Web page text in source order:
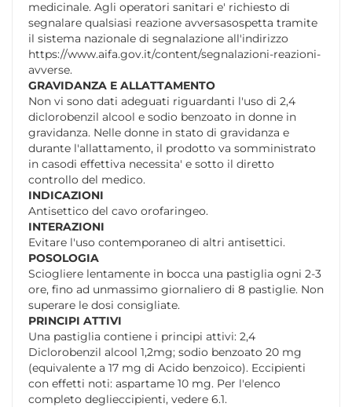
medicinale. Agli operatori sanitari e' richiesto di
segnalare qualsiasi reazione avversasospetta tramite
il sistema nazionale di segnalazione all'indirizzo
https://www.aifa.gov.it/content/segnalazioni-reazioni-
avverse.
GRAVIDANZA E ALLATTAMENTO
Non vi sono dati adeguati riguardanti l'uso di 2,4
diclorobenzil alcool e sodio benzoato in donne in
gravidanza. Nelle donne in stato di gravidanza e
durante l'allattamento, il prodotto va somministrato
in casodi effettiva necessita' e sotto il diretto
controllo del medico.
INDICAZIONI
Antisettico del cavo orofaringeo.
INTERAZIONI
Evitare l'uso contemporaneo di altri antisettici.
POSOLOGIA
Sciogliere lentamente in bocca una pastiglia ogni 2-3
ore, fino ad unmassimo giornaliero di 8 pastiglie. Non
superare le dosi consigliate.
PRINCIPI ATTIVI
Una pastiglia contiene i principi attivi: 2,4
Diclorobenzil alcool 1,2mg; sodio benzoato 20 mg
(equivalente a 17 mg di Acido benzoico). Eccipienti
con effetti noti: aspartame 10 mg. Per l'elenco
completo deglieccipienti, vedere 6.1.